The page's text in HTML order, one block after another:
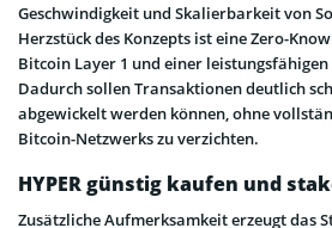
Geschwindigkeit und Skalierbarkeit von
Herzstück des Konzepts ist eine Zero-
Bitcoin Layer 1 und einer
Dadurch sollen Transaktionen deutlich
abgewickelt werden können, ohne
Bitcoin-Netzwerks zu verzichten.
HYPER günstig kaufen und
Zusätzliche Aufmerksamkeit erzeugt das